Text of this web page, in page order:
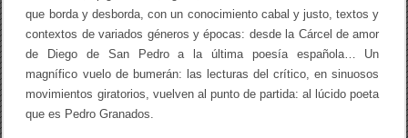
que borda y desborda, con un conocimiento cabal y justo, textos y
contextos de variados géneros y épocas: desde la Cárcel de amor
de Diego de San Pedro a la última poesía española… Un
magnífico vuelo de bumerán: las lecturas del crítico, en sinuosos
movimientos giratorios, vuelven al punto de partida: al lúcido poeta
que es Pedro Granados.